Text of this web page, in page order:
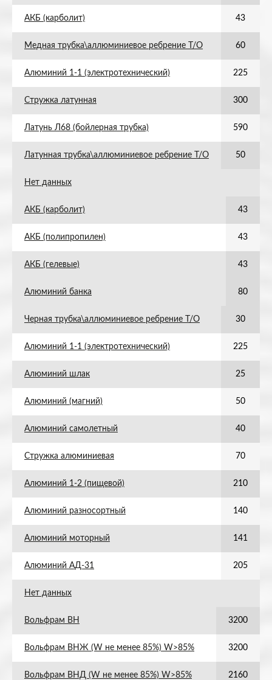
АКБ (карболит) 43
Медная трубка\аллюминиевое ребрение Т/О 60
Алюминий 1-1 (электротехнический) 225
Стружка латунная 300
Латунь Л68 (бойлерная трубка) 590
Латунная трубка\аллюминиевое ребрение Т/О 50
Нет данных
АКБ (карболит) 43
АКБ (полипропилен) 43
АКБ (гелевые) 43
Алюминий банка 80
Черная трубка\аллюминиевое ребрение Т/О 30
Алюминий 1-1 (электротехнический) 225
Алюминий шлак 25
Алюминий (магний) 50
Алюминий самолетный 40
Стружка алюминиевая 70
Алюминий 1-2 (пищевой) 210
Алюминий разносортный 140
Алюминий моторный 141
Алюминий АД-31 205
Нет данных
Вольфрам ВН 3200
Вольфрам ВНЖ (W не менее 85%) W>85% 3200
Вольфрам ВНД (W не менее 85%) W>85% 2160